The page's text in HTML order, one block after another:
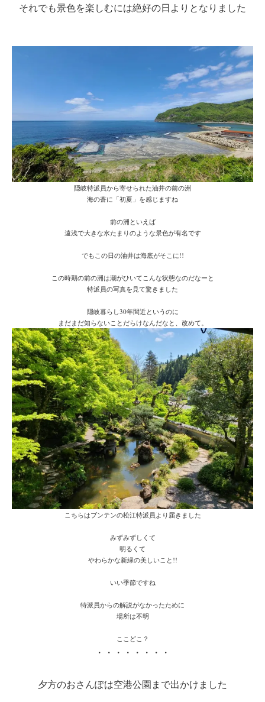
それでも景色を楽しむには絶好の日よりとなりました
隠岐特派員から寄せられた油井の前の洲
海の蒼に「初夏」を感じますね
前の洲といえば
遠浅で大きな水たまりのような景色が有名です
でもこの日の油井は海底がそこに!!
この時期の前の洲は潮がひいてこんな状態なのだなーと
特派員の写真を見て驚きました
隠岐暮らし30年間近というのに
まだまだ知らないことだらけなんだなと、改めて。
こちらはブンテンの松江特派員より届きました
みずみずしくて
明るくて
やわらかな新緑の美しいこと!!
いい季節ですね
特派員からの解説がなかったために
場所は不明
ここどこ？
・・・・・・・・
夕方のおさんぽは空港公園まで出かけました